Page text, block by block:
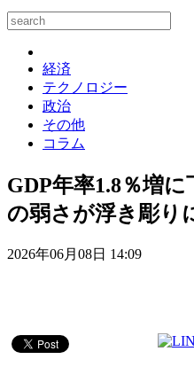
経済
テクノロジー
政治
その他
コラム
GDP年率1.8％増
の弱さが浮き彫り
2026年06月08日 14:09